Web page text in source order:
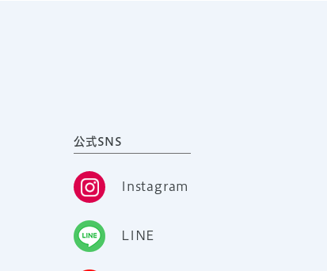
公式SNS
Instagram
LINE